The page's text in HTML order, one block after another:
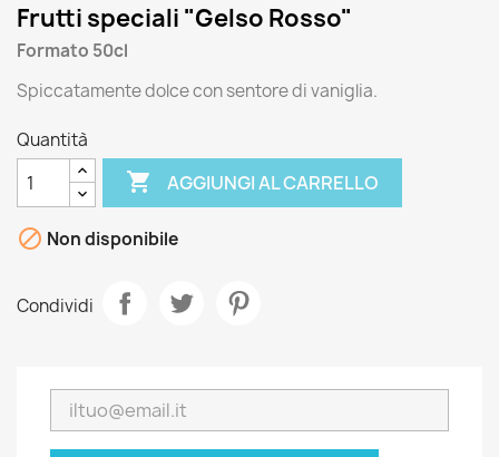
Frutti speciali "Gelso Rosso"
Formato 50cl
Spiccatamente dolce con sentore di vaniglia.
Quantità
 AGGIUNGI AL CARRELLO
 Non disponibile
Condividi